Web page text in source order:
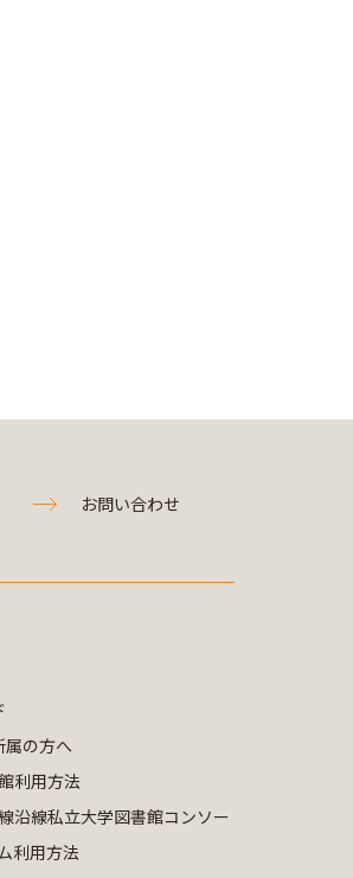
お問い合わせ
属の方へ
利用方法
沿線私立大学図書館コンソー
利用方法